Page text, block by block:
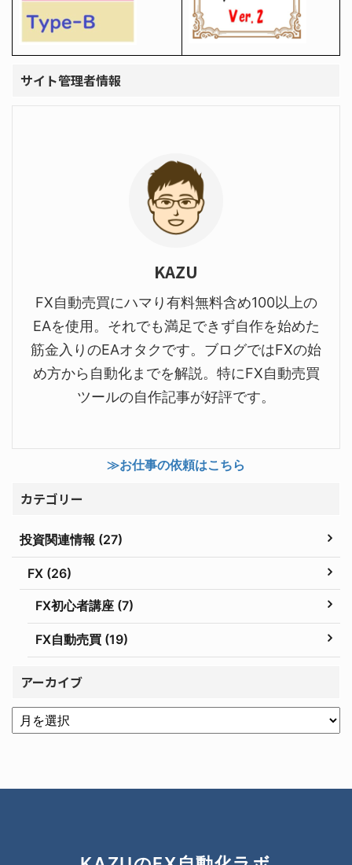
サイト管理者情報
KAZU
FX自動売買にハマり有料無料含め100以上の
EAを使用。それでも満足できず自作を始めた
筋金入りのEAオタクです。ブログではFXの始
め方から自動化までを解説。特にFX自動売買
ツールの自作記事が好評です。
≫お仕事の依頼はこちら
カテゴリー
投資関連情報 (27)
FX (26)
FX初心者講座 (7)
FX自動売買 (19)
アーカイブ